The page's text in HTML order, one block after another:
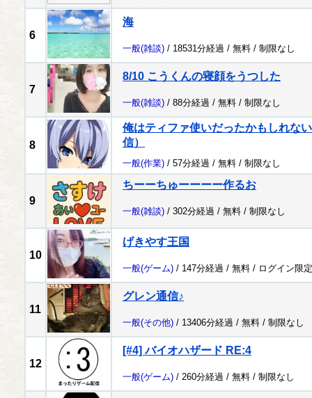
6
海
一般(雑談) / 18531分経過 / 無料 / 制限なし
7
8/10 こうくんの寝顔をうつした
一般(雑談) / 88分経過 / 無料 / 制限なし
8
俺はティファ使いだったかもしれな
信）
一般(作業) / 57分経過 / 無料 / 制限なし
9
ちーーちゅーーーー作るお
一般(雑談) / 302分経過 / 無料 / 制限なし
10
げきやす王国
一般(ゲーム) / 147分経過 / 無料 / ログイン限定
11
グレン通信♪
一般(その他) / 13406分経過 / 無料 / 制限なし
12
[#4] バイオハザード RE:4
一般(ゲーム) / 260分経過 / 無料 / 制限なし